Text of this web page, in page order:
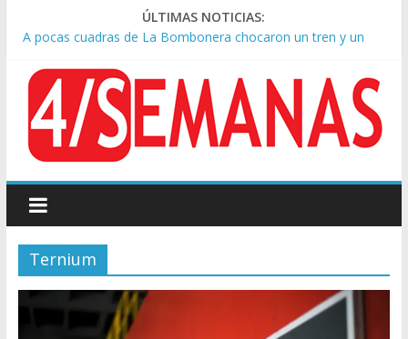
ÚLTIMAS NOTICIAS:
A pocas cuadras de La Bombonera chocaron un tren y un
colectivo: siete heridos
Día de San Cayetano: masiva marcha a Plaza de Mayo de
sindicatos y organizaciones sociales
Pesar por la muerte de Leandro Rud, histórico representante
y conductor de TV
Tras la aprobación de la ley de propiedad privada, Bullrich
Causa AFA: el juez Amarante calificó de “ficción judicial” el
traslado del expediente a Campana
Ternium